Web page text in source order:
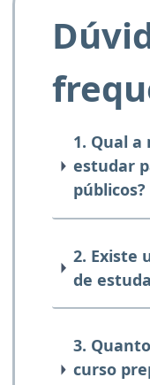
1. Qual
estudar
públicos?
2. Existe
de
3.
curso